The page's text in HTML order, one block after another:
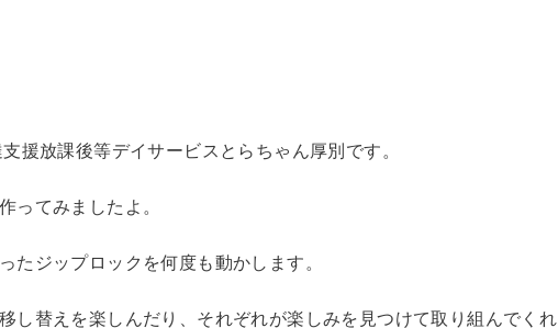
援放課後等デイサービスとらちゃん厚別です。
ってみましたよ。
たジップロックを何度も動かします。
し替えを楽しんだり、それぞれが楽しみを見つけて取り組んでくれ